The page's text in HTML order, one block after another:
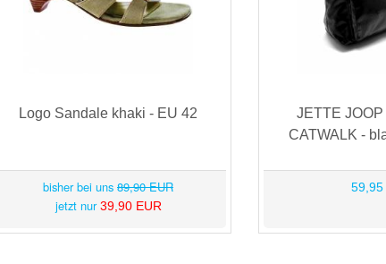
Logo Sandale khaki - EU 42
bisher bei uns 89,90 EUR
jetzt nur39,90 EUR
JETTE
CATWALK -
59,95